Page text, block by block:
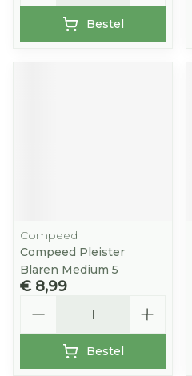
Bestel
Compeed
Compeed Pleister
Blaren Medium 5
€ 8,99
Bestel